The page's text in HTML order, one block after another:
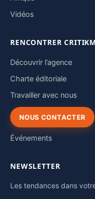
Vidéos
RENCONTRER
Découvrir l’agence
Charte éditoriale
Travailler avec nous
NOUS CONTACTER
Événements
NEWSLETTER
Les tendances dans